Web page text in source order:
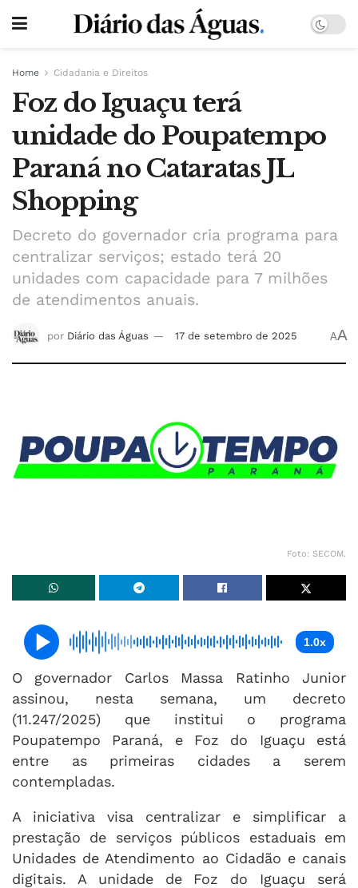
Home Cidadania e Direitos
Foz do Iguaçu terá
unidade do Poupatempo
Paraná no Cataratas JL
Shopping
Decreto do governador cria programa para
centralizar serviços; estado terá 20
unidades com capacidade para 7 milhões
de atendimentos anuais.
por Diário das Águas 17 de setembro de 2025 AA
Foto: SECOM.
1.0x
O governador Carlos Massa Ratinho Junior
assinou, nesta semana, um decreto
(11.247/2025) que institui o programa
Poupatempo Paraná, e Foz do Iguaçu está
entre as primeiras cidades a serem
contempladas.
A iniciativa visa centralizar e simplificar a
prestação de serviços públicos estaduais em
Unidades de Atendimento ao Cidadão e canais
digitais. A unidade de Foz do Iguaçu será